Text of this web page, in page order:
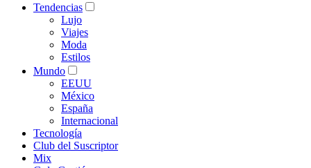
Tendencias
Lujo
Viajes
Moda
Estilos
Mundo
EEUU
México
España
Internacional
Tecnología
Club del Suscriptor
Mix